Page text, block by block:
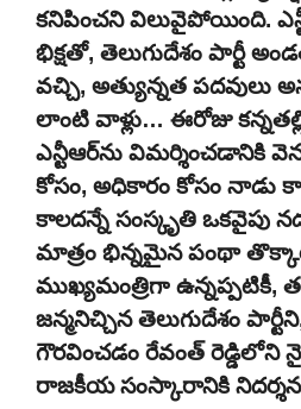
కనిపించని విలువైపోయింది.
భిక్షతో, తెలుగుదేశం పార్టీ
వచ్చి, అత్యున్నత పదవులు
లాంటి వాళ్లు… ఈరోజు
ఎన్టీఆర్‌ను విమర్శించడానికి
కోసం, అధికారం కోసం నాడు
కాలదన్నే సంస్కృతి ఒకవైపు
మాత్రం భిన్నమైన పంథా
ముఖ్యమంత్రిగా ఉన్నప్పటికీ,
జన్మనిచ్చిన తెలుగుదేశం
గౌరవించడం రేవంత్ రెడ్డిలోని
రాజకీయ సంస్కారానికి